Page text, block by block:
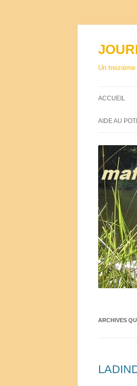
Un
ACCUEIL
AIDE AU
ARCHIVES